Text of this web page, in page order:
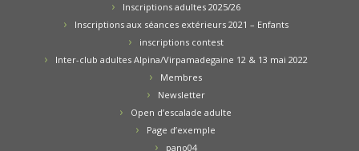
Inscriptions adultes 2025/26
Inscriptions aux séances extérieurs 2021 – Enfants
inscriptions contest
Inter-club adultes Alpina/Virpamadegaine 12 & 13 mai 2022
Membres
Newsletter
Open d’escalade adulte
Page d’exemple
pano04